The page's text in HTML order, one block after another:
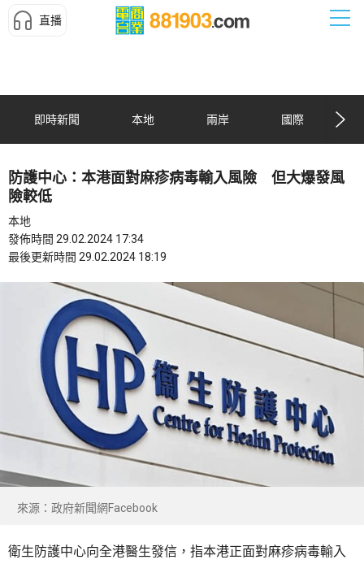
直播
即時新聞 本地 兩岸 國際
防護中心：本港面對麻疹病毒輸入風險 但大爆發風
險較低
本地
發佈時間 29.02.2024 17:34
最後更新時間 29.02.2024 18:19
來源：政府新聞網Facebook
衛生防護中心向全港醫生發信，指本港正面對麻疹病毒輸入